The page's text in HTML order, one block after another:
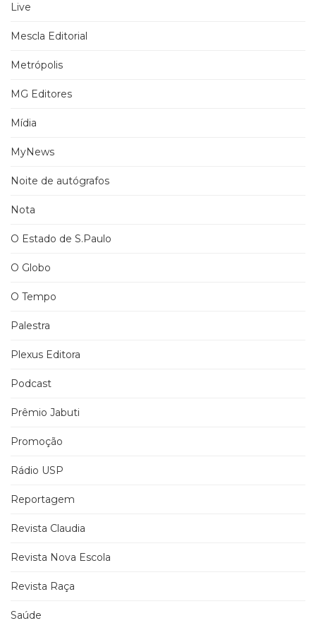
Live
Mescla Editorial
Metrópolis
MG Editores
Mídia
MyNews
Noite de autógrafos
Nota
O Estado de S.Paulo
O Globo
O Tempo
Palestra
Plexus Editora
Podcast
Prêmio Jabuti
Promoção
Rádio USP
Reportagem
Revista Claudia
Revista Nova Escola
Revista Raça
Saúde